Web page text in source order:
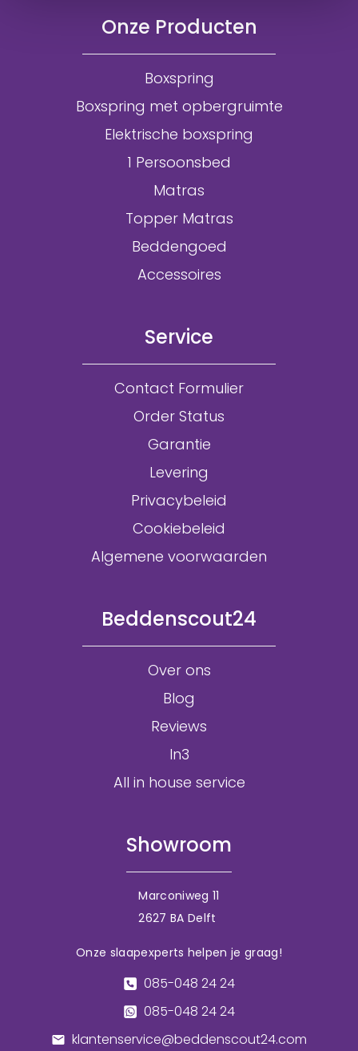
Onze Producten
Boxspring
Boxspring met opbergruimte
Elektrische boxspring
1 Persoonsbed
Matras
Topper Matras
Beddengoed
Accessoires
Service
Contact Formulier
Order Status
Garantie
Levering
Privacybeleid
Cookiebeleid
Algemene voorwaarden
Beddenscout24
Over ons
Blog
Reviews
In3
All in house service
Showroom
Marconiweg 11
2627 BA Delft
Onze slaapexperts helpen je graag!
085-048 24 24
085-048 24 24
klantenservice@beddenscout24.com